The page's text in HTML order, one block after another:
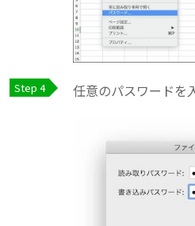
任意のパスワードを